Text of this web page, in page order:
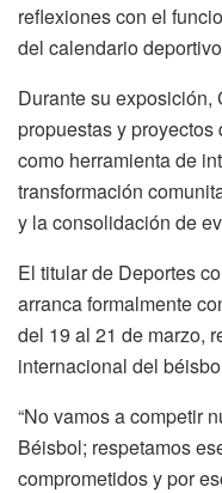
reflexiones con el
del calendario
Durante su exposición,
propuestas y
como herramienta de
transformación
y la consolidación de
El titular de Deportes
arranca formalmente
del 19 al 21 de marzo,
internacional del
“No vamos a competir
Béisbol; respetamos
comprometidos y por